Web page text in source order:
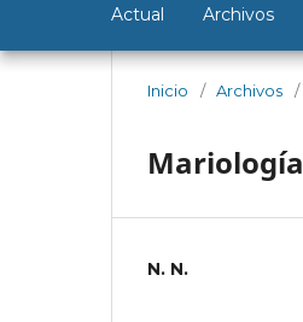
Actual Archivos
Inicio / Archivos /
Mariología
N. N.